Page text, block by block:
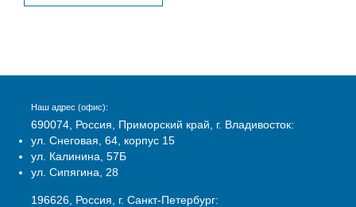
Наш адрес (офис):
690074, Россия, Приморский край, г. Владивосток:
ул. Снеговая, 64, корпус 15
ул. Калинина, 57Б
ул. Сипягина, 28
196626, Россия, г. Санкт-Петербург: